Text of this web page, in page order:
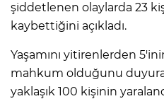
şiddetlenen olaylarda 23
kaybettiğini açıkladı.
Yaşamını yitirenlerden
mahkum olduğunu
yaklaşık 100 kişinin